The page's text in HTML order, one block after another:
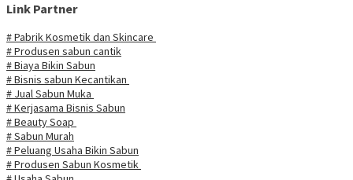
Link Partner
# Pabrik Kosmetik dan Skincare
# Produsen sabun cantik
# Biaya Bikin Sabun
# Bisnis sabun Kecantikan
# Jual Sabun Muka
# Kerjasama Bisnis Sabun
# Beauty Soap
# Sabun Murah
# Peluang Usaha Bikin Sabun
# Produsen Sabun Kosmetik